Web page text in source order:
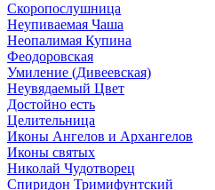
Скоропослушница
Неупиваемая Чаша
Неопалимая Купина
Феодоровская
Умиление (Дивеевская)
Неувядаемый Цвет
Достойно есть
Целительница
Иконы Ангелов и Архангелов
Иконы святых
Николай Чудотворец
Спиридон Тримифунтский